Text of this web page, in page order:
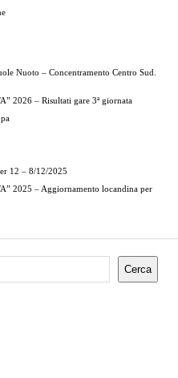
Nuoto – Concentramento Centro Sud.
2026 – Risultati gare 3ª giornata
12 – 8/12/2025
2025 – Aggiornamento locandina per
Cerca